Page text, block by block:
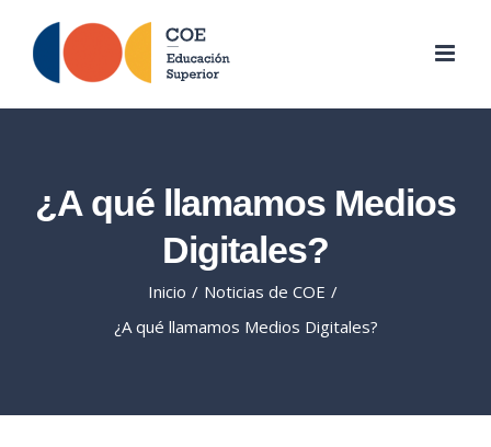
content
¿A qué llamamos Medios
Digitales?
Inicio / Noticias de COE /
¿A qué llamamos Medios Digitales?